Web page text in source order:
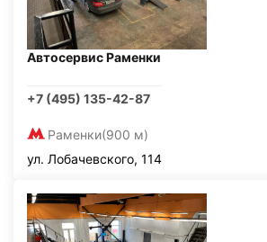
Автосервис Раменки
+7 (495) 135-42-87
Раменки(900 м)
ул. Лобачевского, 114